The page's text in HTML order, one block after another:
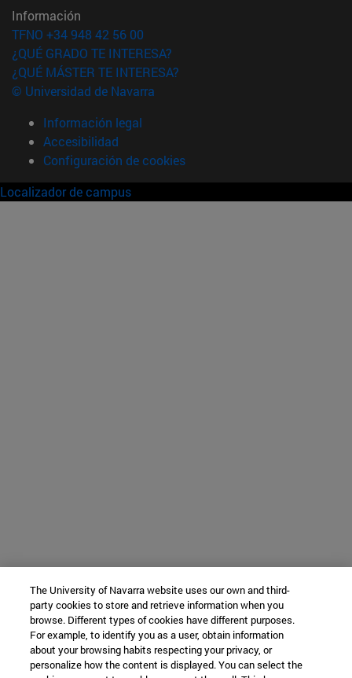
Información
TFNO +34 948 42 56 00
¿QUÉ GRADO TE INTERESA?
¿QUÉ MÁSTER TE INTERESA?
© Universidad de Navarra
Información legal
Accesibilidad
Configuración de cookies
Localizador de campus
The University of Navarra website uses our own and third-
party cookies to store and retrieve information when you
browse. Different types of cookies have different purposes.
For example, to identify you as a user, obtain information
about your browsing habits respecting your privacy, or
personalize how the content is displayed. You can select the